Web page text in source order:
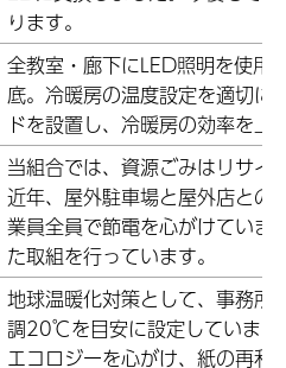
ります。
全教室・廊下にLED照明を使用
底。冷暖房の温度設定を適切に
ドを設置し、冷暖房の効率を上
当組合では、資源ごみはリサイ
近年、屋外駐車場と屋外店との
業員全員で節電を心がけていま
た取組を行っています。
地球温暖化対策として、事務
調20℃を目安に設定しています
エコロジーを心がけ、紙の再利